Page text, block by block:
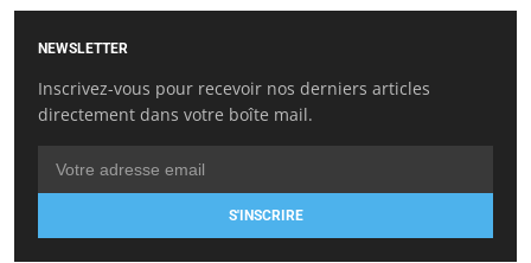
NEWSLETTER
Inscrivez-vous pour recevoir nos derniers articles
directement dans votre boîte mail.
S'INSCRIRE